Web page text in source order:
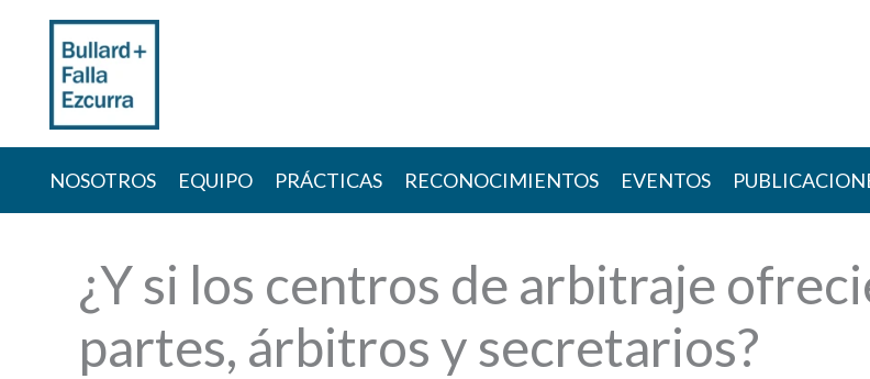
content
NOSOTROS EQUIPO PRÁCTICAS RECONOCIMIENTOS EVENTOS
¿Y si los centros de arbitraje
partes, árbitros y secretarios?